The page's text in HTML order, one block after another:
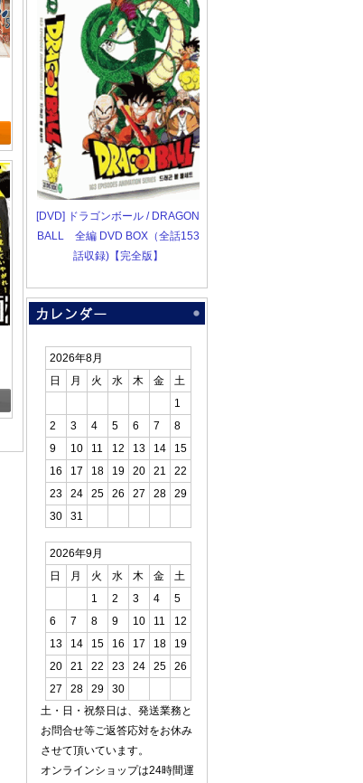
[DVD] ドラゴンボール / DRAGON
BALL 全編 DVD BOX（全話153
話収録)【完全版】
2026年8月
日
月 火 水 木 金
土
1
2
3 4 5 6 7
8
9
10 11 12 13 14
15
16
17 18 19 20 21
22
23
24 25 26 27 28
29
30
31
2026年9月
日
月 火 水 木 金
土
1
2 3 4
5
6
7 8 9 10 11
12
13
14 15 16 17 18
19
20
21 22 23 24 25
26
27
28 29
30
土・日・祝祭日は、発送業務と
お問合せ等ご返答応対をお休み
させて頂いています。
オンラインショップは24時間運